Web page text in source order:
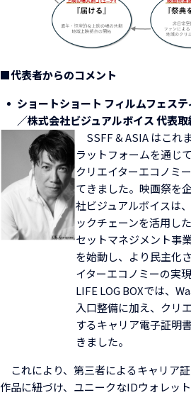
■代表者からのコメント
ショートショート フィルムフェス
／株式会社ビジュアルボイス 代表
SSFF & ASIA はこれ
ラットフォームを通じ
クリエイターエコノミ
てきました。映画祭を
社ビジュアルボイスは
ックチェーンを活用し
セットマネジメント事業
を始動し、より民主化
イターエコノミーの実
LIFE LOG BOXでは、
入口整備に加え、クリ
するキャリア電子証明
きました。
これにより、第三者によるキャリア
作品に紐づけ、ユニークなIDウォレッ